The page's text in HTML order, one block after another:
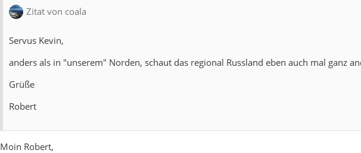
Zitat von coala
Servus Kevin,
anders als in "unserem" Norden, schaut das regional Russland eben auch mal ganz
Grüße
Robert
Moin Robert,